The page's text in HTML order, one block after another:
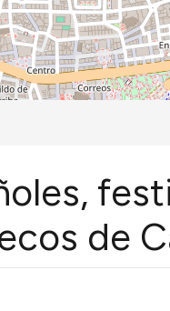
de